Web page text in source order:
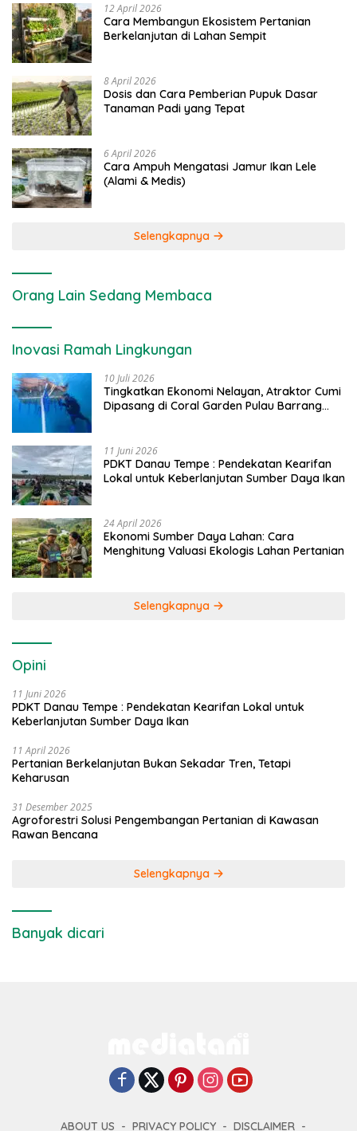
12 April 2026
Cara Membangun Ekosistem Pertanian
Berkelanjutan di Lahan Sempit
8 April 2026
Dosis dan Cara Pemberian Pupuk Dasar
Tanaman Padi yang Tepat
6 April 2026
Cara Ampuh Mengatasi Jamur Ikan Lele
(Alami & Medis)
Selengkapnya
Orang Lain Sedang Membaca
Inovasi Ramah Lingkungan
10 Juli 2026
Tingkatkan Ekonomi Nelayan, Atraktor Cumi
Dipasang di Coral Garden Pulau Barrang
11 Juni 2026
PDKT Danau Tempe : Pendekatan Kearifan
Lokal untuk Keberlanjutan Sumber Daya Ikan
24 April 2026
Ekonomi Sumber Daya Lahan: Cara
Menghitung Valuasi Ekologis Lahan Pertanian
Selengkapnya
Opini
11 Juni 2026
PDKT Danau Tempe : Pendekatan Kearifan Lokal untuk
Keberlanjutan Sumber Daya Ikan
11 April 2026
Pertanian Berkelanjutan Bukan Sekadar Tren, Tetapi
Keharusan
31 Desember 2025
Agroforestri Solusi Pengembangan Pertanian di Kawasan
Rawan Bencana
Selengkapnya
Banyak dicari
ABOUT US PRIVACY POLICY DISCLAIMER